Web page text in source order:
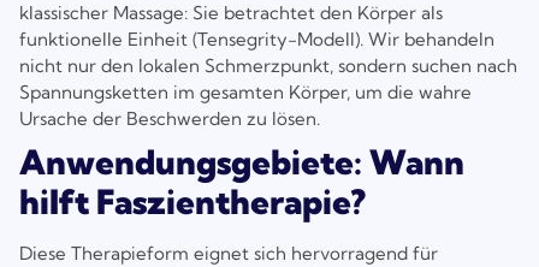
klassischer Massage: Sie betrachtet den Körper als
funktionelle Einheit (Tensegrity-Modell). Wir behandeln
nicht nur den lokalen Schmerzpunkt, sondern suchen nach
Spannungsketten im gesamten Körper, um die wahre
Ursache der Beschwerden zu lösen.
Anwendungsgebiete: Wann
hilft Faszientherapie?
Diese Therapieform eignet sich hervorragend für